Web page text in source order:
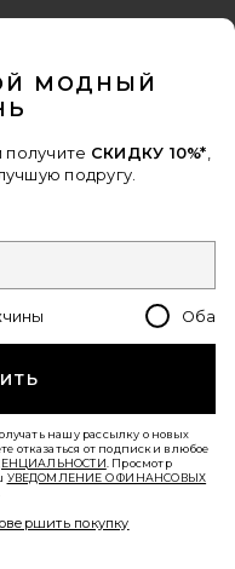
МОДНЫЙ
СКИДКУ 10%*
подругу.
Оба
нашу рассылку о новых
отказаться от подписки в любое
. Просмотр
УВЕДОМЛЕНИЕ О ФИНАНСОВЫХ
покупку